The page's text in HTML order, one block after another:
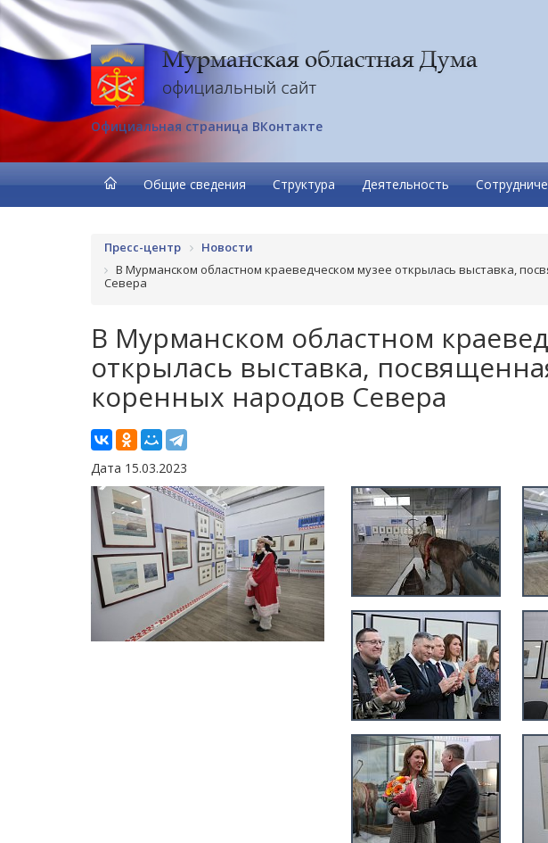
Официальная страница ВКонтакте
Общие сведения Структура Деятельность
Пресс-центр
Новости
В Мурманском областном краеведческом музее открылась выставка,
Севера
В Мурманском областном
открылась выставка,
коренных народов Севера
Дата 15.03.2023